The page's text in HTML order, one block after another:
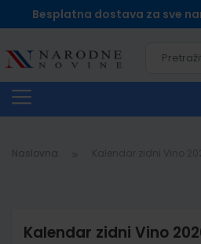
Besplatna dostava za sve
Naslovna
Kalendar zidni Vino